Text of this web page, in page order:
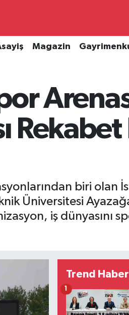
Magazin
Rekabet
biri olan
Üniversitesi
iş dünyasını
Trend